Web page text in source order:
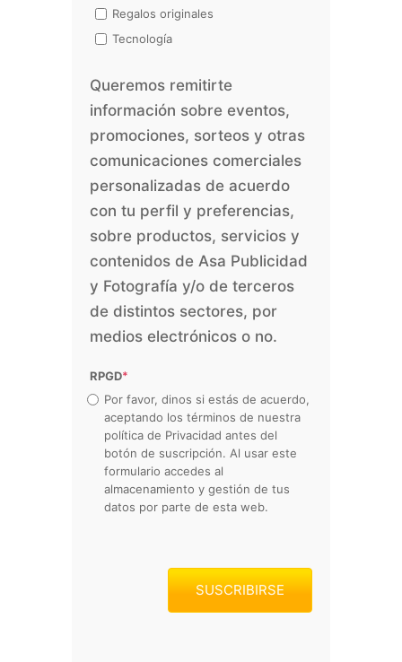
Regalos originales
Tecnología
Queremos remitirte
información sobre eventos,
promociones, sorteos y otras
comunicaciones comerciales
personalizadas de acuerdo
con tu perfil y preferencias,
sobre productos, servicios y
contenidos de Asa Publicidad
y Fotografía y/o de terceros
de distintos sectores, por
medios electrónicos o no.
RPGD*
Por favor, dinos si estás de acuerdo,
aceptando los términos de nuestra
política de Privacidad antes del
botón de suscripción. Al usar este
formulario accedes al
almacenamiento y gestión de tus
datos por parte de esta web.